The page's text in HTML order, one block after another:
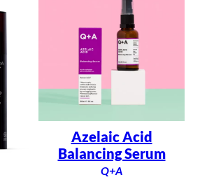
Azelaic Acid
Balancing Serum
Q+A